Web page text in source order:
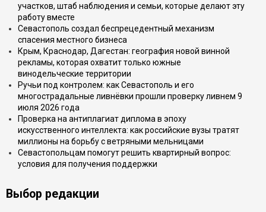
участков, штаб наблюдения и семьи, которые делают эту
работу вместе
Севастополь создал беспрецедентный механизм
спасения местного бизнеса
Крым, Краснодар, Дагестан: география новой винной
рекламы, которая охватит только южные
винодельческие территории
Ручьи под контролем: как Севастополь и его
многострадальные ливнёвки прошли проверку ливнем 9
июля 2026 года
Проверка на антиплагиат диплома в эпоху
искусственного интеллекта: как российские вузы тратят
миллионы на борьбу с ветряными мельницами
Севастопольцам помогут решить квартирный вопрос:
условия для получения поддержки
Выбор редакции